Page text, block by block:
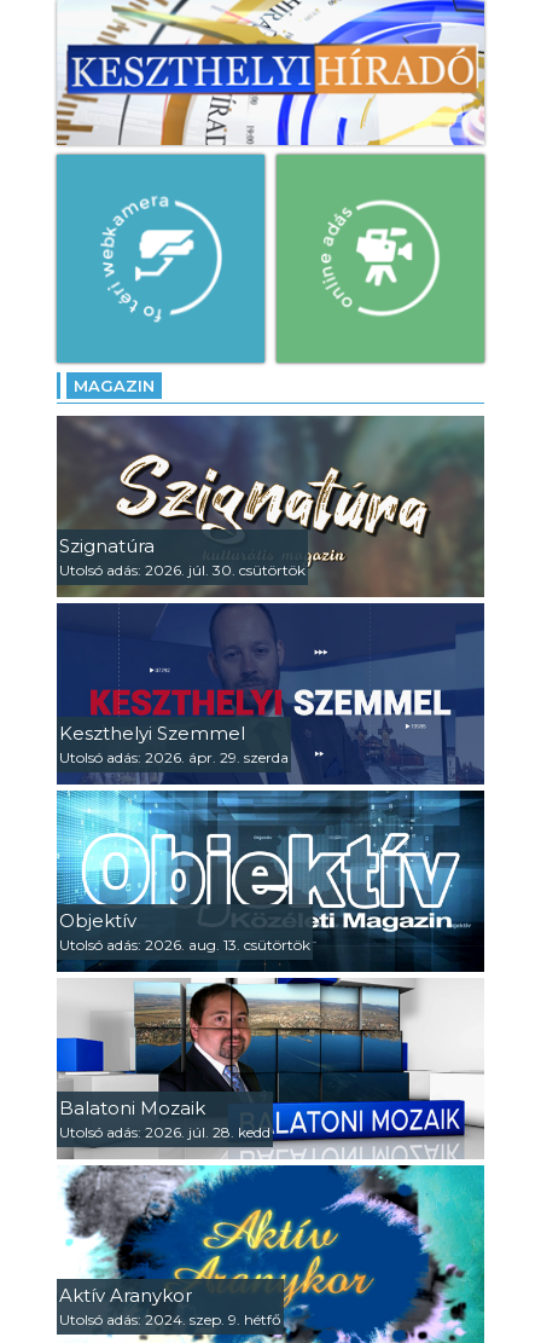
MAGAZIN
Szignatúra
Utolsó adás: 2026. júl. 30. csütörtök
Keszthelyi Szemmel
Utolsó adás: 2026. ápr. 29. szerda
Objektív
Utolsó adás: 2026. aug. 13. csütörtök
Balatoni Mozaik
Utolsó adás: 2026. júl. 28. kedd
Aktív Aranykor
Utolsó adás: 2024. szep. 9. hétfő